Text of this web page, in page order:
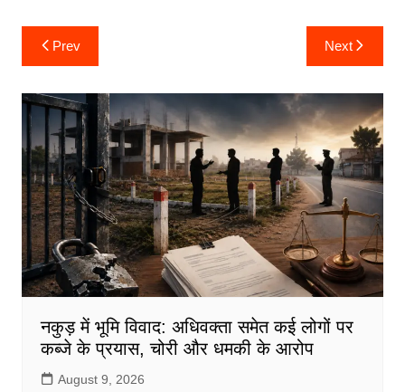
c
e
b
o
o
k
itt
er
A
p
p
PostPrev Next
नकुड़ में भूमि विवाद: अधिवक्ता समेत कई लोगों पर
कब्जे के प्रयास, चोरी और धमकी के आरोप
August 9, 2026